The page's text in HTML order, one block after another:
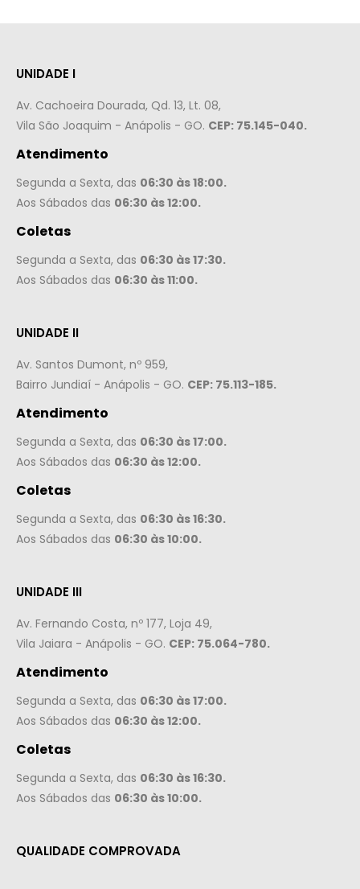
UNIDADE I
Av. Cachoeira Dourada, Qd. 13, Lt. 08,
Vila São Joaquim - Anápolis - GO. CEP: 75.145-040.
Atendimento
Segunda a Sexta, das 06:30 às 18:00.
Aos Sábados das 06:30 às 12:00.
Coletas
Segunda a Sexta, das 06:30 às 17:30.
Aos Sábados das 06:30 às 11:00.
UNIDADE II
Av. Santos Dumont, nº 959,
Bairro Jundiaí - Anápolis - GO. CEP: 75.113-185.
Atendimento
Segunda a Sexta, das 06:30 às 17:00.
Aos Sábados das 06:30 às 12:00.
Coletas
Segunda a Sexta, das 06:30 às 16:30.
Aos Sábados das 06:30 às 10:00.
UNIDADE III
Av. Fernando Costa, nº 177, Loja 49,
Vila Jaiara - Anápolis - GO. CEP: 75.064-780.
Atendimento
Segunda a Sexta, das 06:30 às 17:00.
Aos Sábados das 06:30 às 12:00.
Coletas
Segunda a Sexta, das 06:30 às 16:30.
Aos Sábados das 06:30 às 10:00.
QUALIDADE COMPROVADA